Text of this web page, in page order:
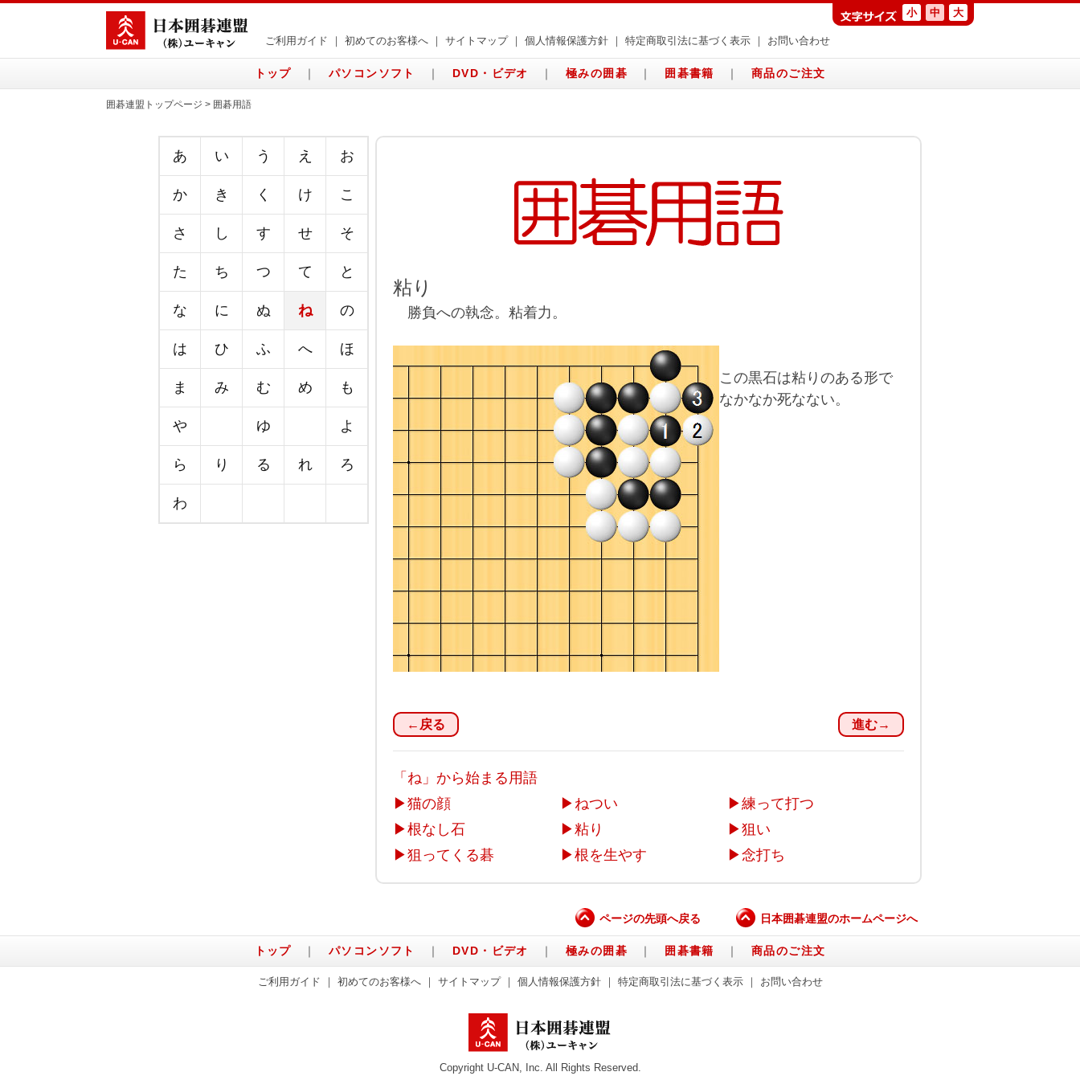
小 中 大
ご利用ガイド 初めてのお客様へ サイトマップ 個人情報保護方針 特定商取引法に基づく表示 お問い合わせ
トップ ｜ パソコンソフト ｜ DVD・ビデオ ｜ 極みの囲碁 ｜ 囲碁書籍 ｜商品のご注文
囲碁連盟トップページ > 囲碁用語
あ い う え お
か き く け こ
さ し す せ そ
た ち つ て と
な に ぬ ね の
は ひ ふ へ ほ
ま み む め も
や ゆ よ
ら り る れ ろ
わ
粘り
勝負への執念。粘着力。
この黒石は粘りのある形で
なかなか死なない。
←戻る 進む→
「ね」から始まる用語
▶猫の顔 ▶ ねつい ▶練って打つ
▶根なし石 ▶粘り ▶狙い
▶狙ってくる碁 ▶根を生やす ▶念打ち
ページの先頭へ戻る 日本囲碁連盟のホームページへ
トップ ｜ パソコンソフト ｜ DVD・ビデオ ｜ 極みの囲碁 ｜ 囲碁書籍 ｜商品のご注文
ご利用ガイド 初めてのお客様へ｜ サイトマップ｜ 個人情報保護方針｜ 特定商取引法に基づく表示｜ お問い合わせ
Copyright U-CAN, Inc. All Rights Reserved.